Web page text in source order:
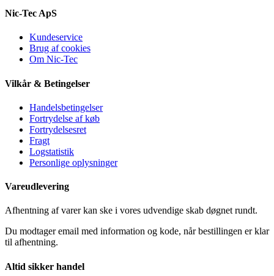
Nic-Tec ApS
Kundeservice
Brug af cookies
Om Nic-Tec
Vilkår & Betingelser
Handelsbetingelser
Fortrydelse af køb
Fortrydelsesret
Fragt
Logstatistik
Personlige oplysninger
Vareudlevering
Afhentning af varer kan ske i vores udvendige skab døgnet rundt.
Du modtager email med information og kode, når bestillingen er klar
til afhentning.
Altid sikker handel